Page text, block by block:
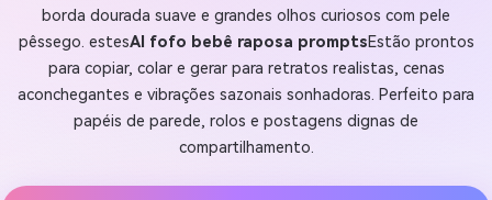
borda dourada suave e grandes olhos curiosos com pele
pêssego. estesAI fofo bebê raposa promptsEstão prontos
para copiar, colar e gerar para retratos realistas, cenas
aconchegantes e vibrações sazonais sonhadoras. Perfeito para
papéis de parede, rolos e postagens dignas de
compartilhamento.